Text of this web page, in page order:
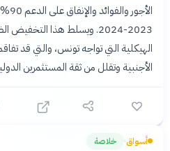
2023-2024. ويسلط هذا
الهيكلية التي تواجه تونس، والتي قد
الأجنبية وتقلل من ثقة المستثمرين
أسواق› خلاصة